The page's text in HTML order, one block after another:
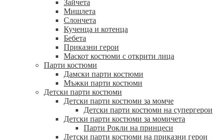
Зайчета
Мишлета
Слончета
Кученца и котенца
Бебета
Приказни герои
Маскот костюми с открити лица
Парти костюми
Дамски парти костюми
Мъжки парти костюми
Детски парти костюми
Детски парти костюми за момче
Детски парти костюми на супергерои
Детски парти костюми за момичета
Парти Рокли на принцеси
Детски парти костюми на приказни герои